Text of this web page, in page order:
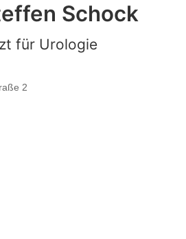
Schock
für Urologie
2